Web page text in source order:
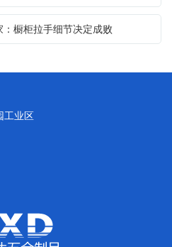
橱柜拉手细节决定成败
工业区